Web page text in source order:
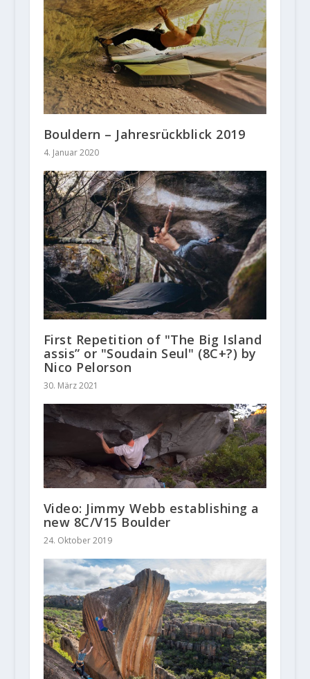
Bouldern – Jahresrückblick 2019
4. Januar 2020
First Repetition of "The Big Island
assis” or "Soudain Seul" (8C+?) by
Nico Pelorson
30. März 2021
Video: Jimmy Webb establishing a
new 8C/V15 Boulder
24. Oktober 2019